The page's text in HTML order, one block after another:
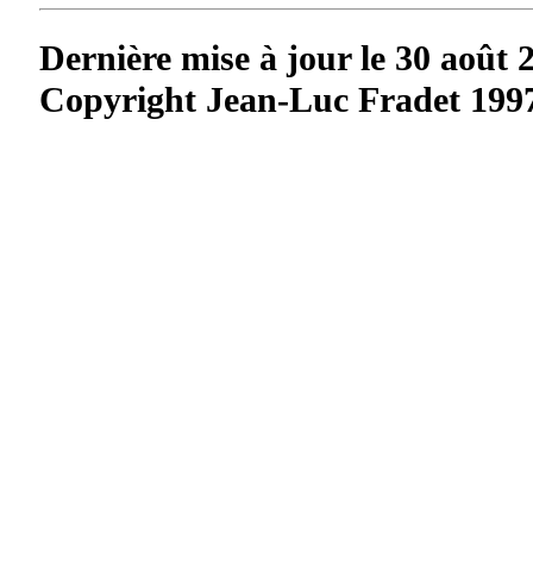
Dernière mise à jour le 30 août
Copyright Jean-Luc Fradet